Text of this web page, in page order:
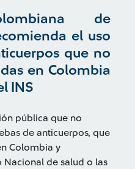
de
el uso
que no
en Colombia
INS
pública que no
de anticuerpos, que
Colombia y
Nacional de salud o las